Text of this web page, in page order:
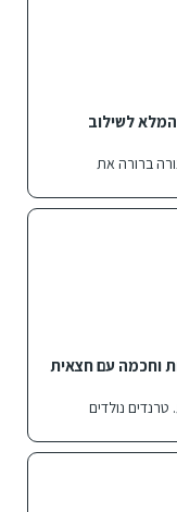
לשילוב
ברורה את
וחכמה עם חצאית
טרנדים נולדים